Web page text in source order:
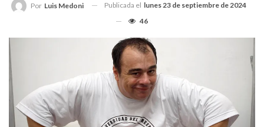
Por Luis Medoni Publicada el lunes 23 de septiembre de 2024
46